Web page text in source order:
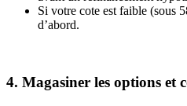
Si votre cote est faible (sous
d’abord.
4. Magasiner les options et